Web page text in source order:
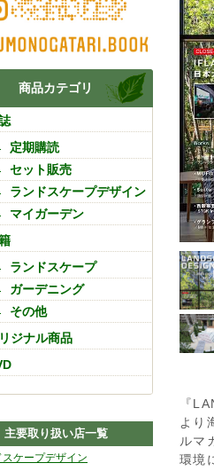
『
より
ルマ
環境
商品カテゴリ
定期購読
セット販売
ランドスケープデザイン
マイガーデン
ランドスケープ
ガーデニング
その他
ジナル商品
主要取り扱い店一覧
スケープデザイン